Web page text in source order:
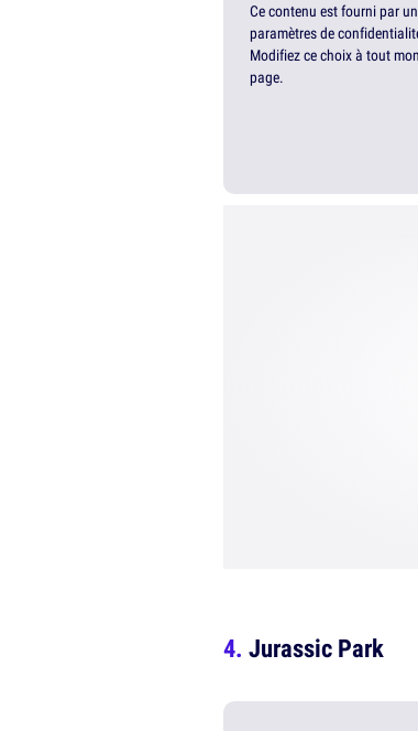
Ce contenu est fourni par
paramètres de
Modifiez ce choix à tout
page.
Jurassic Park